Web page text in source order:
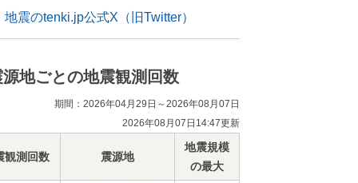
地震のtenki.jp公式X（旧Twitter）
源地ごとの地震観測回数
期間：2026年04月29日～2026年08月07日
2026年08月07日14:47更新
観測回数 震源地
地震規模
の最大